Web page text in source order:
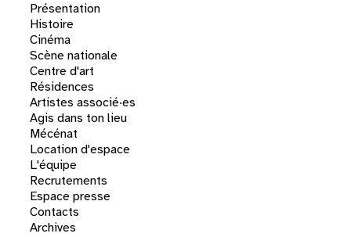
Présentation
Histoire
Cinéma
Scène nationale
Centre d'art
Résidences
Artistes associé·es
Agis dans ton lieu
Mécénat
Location d'espace
L'équipe
Recrutements
Espace presse
Contacts
Archives